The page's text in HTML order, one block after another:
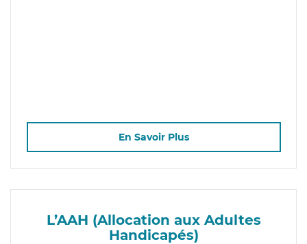
En Savoir Plus
L’AAH (Allocation aux Adultes
Handicapés)